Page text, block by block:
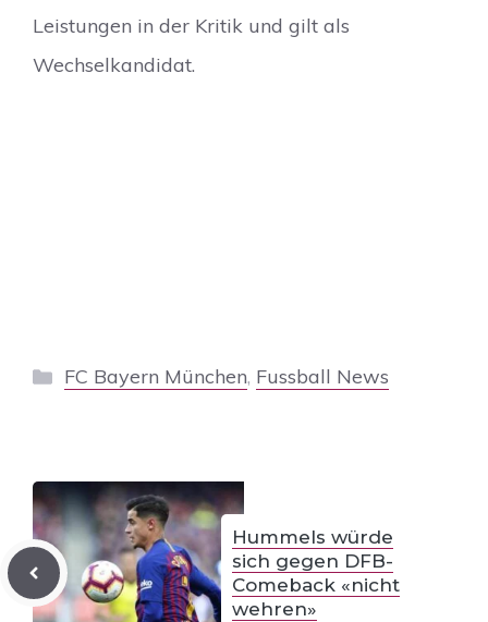
Leistungen in der Kritik und gilt als
Wechselkandidat.
Kategorien
FC Bayern München, Fussball News
Hummels würde
sich gegen DFB-
Comeback «nicht
wehren»